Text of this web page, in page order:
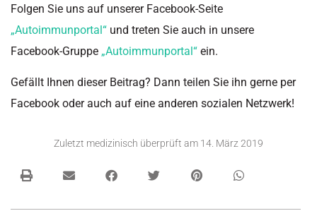
Folgen Sie uns auf unserer Facebook-Seite
„Autoimmunportal“ und treten Sie auch in unsere
Facebook-Gruppe „Autoimmunportal“ ein.
Gefällt Ihnen dieser Beitrag? Dann teilen Sie ihn gerne per
Facebook oder auch auf eine anderen sozialen Netzwerk!
Zuletzt medizinisch überprüft am 14. März 2019